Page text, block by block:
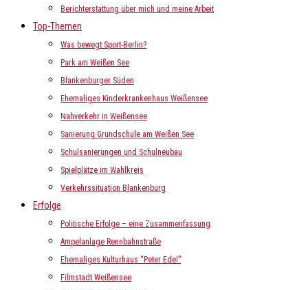
Berichterstattung über mich und meine Arbeit
Top-Themen
Was bewegt Sport-Berlin?
Park am Weißen See
Blankenburger Süden
Ehemaliges Kinderkrankenhaus Weißensee
Nahverkehr in Weißensee
Sanierung Grundschule am Weißen See
Schulsanierungen und Schulneubau
Spielplätze im Wahlkreis
Verkehrssituation Blankenburg
Erfolge
Politische Erfolge – eine Zusammenfassung
Ampelanlage Rennbahnstraße
Ehemaliges Kulturhaus “Peter Edel”
Filmstadt Weißensee